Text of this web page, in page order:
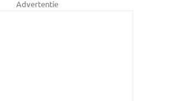
Advertentie